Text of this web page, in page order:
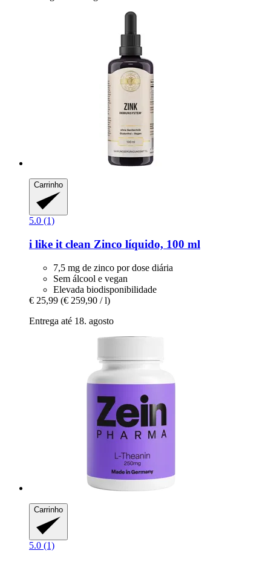
Carrinho
5.0 (1)
i like it clean Zinco líquido, 100 ml
7,5 mg de zinco por dose diária
Sem álcool e vegan
Elevada biodisponibilidade
€ 25,99 (€ 259,90 / l)
Entrega até 18. agosto
Carrinho
5.0 (1)